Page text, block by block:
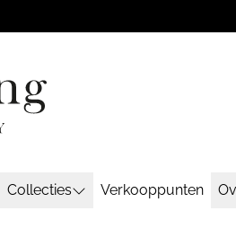
Collecties Verkooppunten